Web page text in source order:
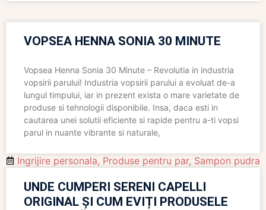
VOPSEA HENNA SONIA 30 MINUTE
Vopsea Henna Sonia 30 Minute – Revolutia in industria
vopsirii parului! Industria vopsirii parului a evoluat de-a
lungul timpului, iar in prezent exista o mare varietate de
produse si tehnologii disponibile. Insa, daca esti in
cautarea unei solutii eficiente si rapide pentru a-ti vopsi
parul in nuante vibrante si naturale,
Ingrijire personala, Produse pentru par, Sampon pudra
UNDE CUMPERI SERENI CAPELLI
ORIGINAL ȘI CUM EVIȚI PRODUSELE